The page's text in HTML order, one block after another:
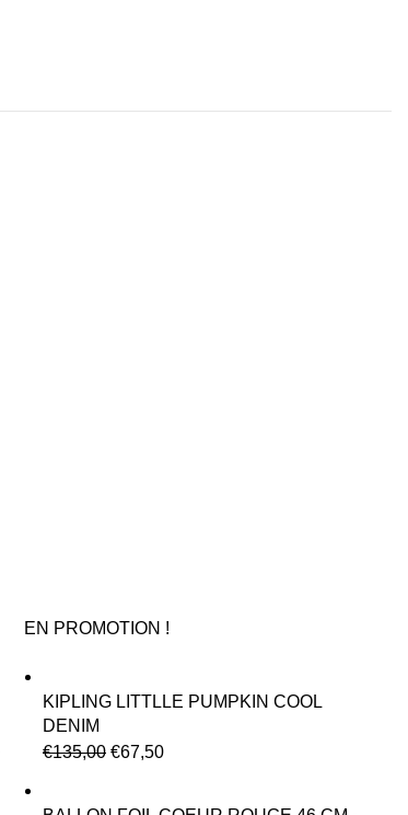
EN PROMOTION !
KIPLING LITTLLE PUMPKIN COOL
DENIM
€135,00 €67,50